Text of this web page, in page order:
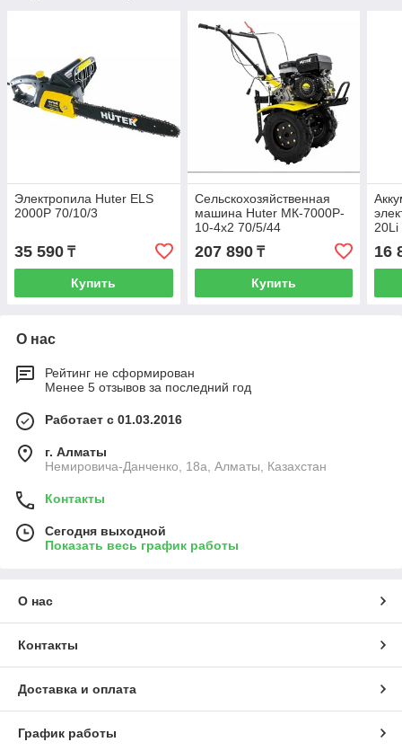
Электропила Huter ELS
2000P 70/10/3
35 590 ₸
Купить
Сельскохозяйственная
машина Huter МК-7000P-
10-4х2 70/5/44
207 890₸
Купить
20Li
16
О нас
Рейтинг не сформирован
Менее 5 отзывов за последний год
Работает с 01.03.2016
г. Алматы
Немировича-Данченко, 18а, Алматы, Казахстан
Контакты
Сегодня выходной
Показать весь график работы
О нас
Контакты
Доставка и оплата
График работы